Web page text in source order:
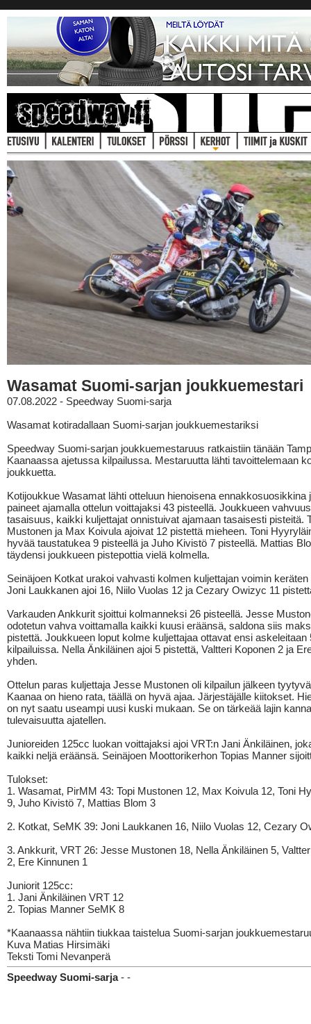
Wasamat Suomi-sarjan joukkuemestari
07.08.2022 - Speedway Suomi-sarja
Wasamat kotiradallaan Suomi-sarjan joukkuemestariksi
Speedway Suomi-sarjan joukkuemestaruus ratkaistiin tänään
Kaanaassa ajetussa kilpailussa. Mestaruutta lähti tavoittelemaan
joukkuetta.
Kotijoukkue Wasamat lähti otteluun hienoisena ennakkosuosikkina
paineet ajamalla ottelun voittajaksi 43 pisteellä. Joukkueen
tasaisuus, kaikki kuljettajat onnistuivat ajamaan tasaisesti pisteitä.
Mustonen ja Max Koivula ajoivat 12 pistettä mieheen. Toni
hyvää taustatukea 9 pisteellä ja Juho Kivistö 7 pisteellä. Mattias
täydensi joukkueen pistepottia vielä kolmella.
Seinäjoen Kotkat urakoi vahvasti kolmen kuljettajan voimin keräten
Joni Laukkanen ajoi 16, Niilo Vuolas 12 ja Cezary Owizyc 11
Varkauden Ankkurit sjoittui kolmanneksi 26 pisteellä. Jesse
odotetun vahva voittamalla kaikki kuusi eräänsä, saldona siis
pistettä. Joukkueen loput kolme kuljettajaa ottavat ensi askeleitaan
kilpailuissa. Nella Änkiläinen ajoi 5 pistettä, Valtteri Koponen 2 ja
yhden.
Ottelun paras kuljettaja Jesse Mustonen oli kilpailun jälkeen
Kaanaa on hieno rata, täällä on hyvä ajaa. Järjestäjälle kiitokset.
on nyt saatu useampi uusi kuski mukaan. Se on tärkeää lajin
tulevaisuutta ajatellen.
Junioreiden 125cc luokan voittajaksi ajoi VRT:n Jani Änkiläinen,
kaikki neljä eräänsä. Seinäjoen Moottorikerhon Topias Manner
Tulokset:
1. Wasamat, PirMM 43: Topi Mustonen 12, Max Koivula 12, Toni
9, Juho Kivistö 7, Mattias Blom 3
2. Kotkat, SeMK 39: Joni Laukkanen 16, Niilo Vuolas 12, Cezary
3. Ankkurit, VRT 26: Jesse Mustonen 18, Nella Änkiläinen 5,
2, Ere Kinnunen 1
Juniorit 125cc:
1. Jani Änkiläinen VRT 12
2. Topias Manner SeMK 8
*Kaanaassa nähtiin tiukkaa taistelua Suomi-sarjan
Kuva Matias Hirsimäki
Teksti Tomi Nevanperä
Speedway Suomi-sarja- -